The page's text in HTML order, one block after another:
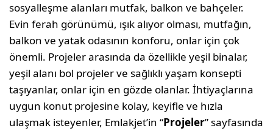
sosyalleşme alanları mutfak, balkon ve bahçeler.
Evin ferah görünümü, ışık alıyor olması, mutfağın,
balkon ve yatak odasının konforu, onlar için çok
önemli. Projeler arasında da özellikle yeşil binalar,
yeşil alanı bol projeler ve sağlıklı yaşam konsepti
taşıyanlar, onlar için en gözde olanlar. İhtiyaçlarına
uygun konut projesine kolay, keyifle ve hızla
ulaşmak isteyenler, Emlakjet’in “Projeler” sayfasında